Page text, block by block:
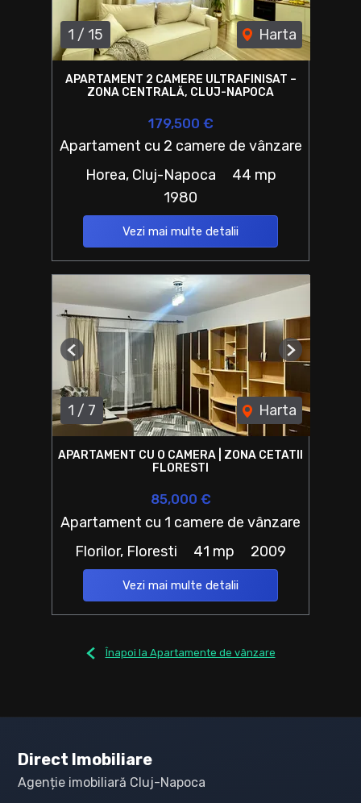
1 / 15 Harta
APARTAMENT 2 CAMERE ULTRAFINISAT –
ZONA CENTRALĂ, CLUJ-NAPOCA
179,500 €
Apartament cu 2 camere de vânzare
Horea, Cluj-Napoca
44 mp
1980
Vezi mai multe detalii
1 / 7 Harta
Previous Next
APARTAMENT CU O CAMERA | ZONA CETATII
FLORESTI
85,000 €
Apartament cu 1 camere de vânzare
Florilor, Floresti
41 mp 2009
Vezi mai multe detalii
Înapoi la Apartamente de vânzare
Direct Imobiliare
Agenție imobiliară Cluj-Napoca